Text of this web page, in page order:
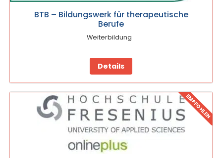
BTB – Bildungswerk für therapeutische
Berufe
Weiterbildung
Details
EMPFOHLEN